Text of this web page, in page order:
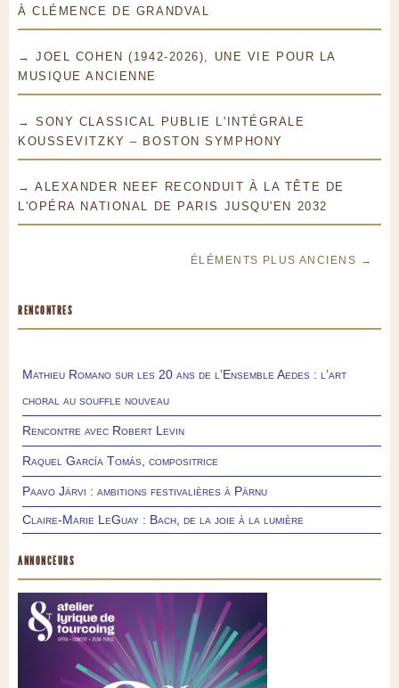
À CLÉMENCE DE GRANDVAL
→ JOEL COHEN (1942-2026), UNE VIE POUR LA
MUSIQUE ANCIENNE
→ SONY CLASSICAL PUBLIE L'INTÉGRALE
KOUSSEVITZKY – BOSTON SYMPHONY
→ ALEXANDER NEEF RECONDUIT À LA TÊTE DE
L'OPÉRA NATIONAL DE PARIS JUSQU'EN 2032
ÉLÉMENTS PLUS ANCIENS →
RENCONTRES
Mathieu Romano sur les 20 ans de l’Ensemble Aedes : l’art
choral au souffle nouveau
Rencontre avec Robert Levin
Raquel García Tomás, compositrice
Paavo Järvi : ambitions festivalières à Pärnu
Claire-Marie LeGuay : Bach, de la joie à la lumière
ANNONCEURS